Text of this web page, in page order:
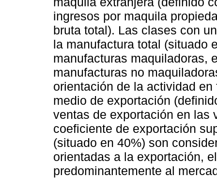
ingresos por maquila
bruta total). Las clases con
la manufactura total (situado
manufacturas maquiladoras,
manufacturas no
orientación de la actividad
medio de exportación
ventas de exportación en las
coeficiente de exportación
(situado en 40%) son
orientadas a la exportación,
predominantemente al